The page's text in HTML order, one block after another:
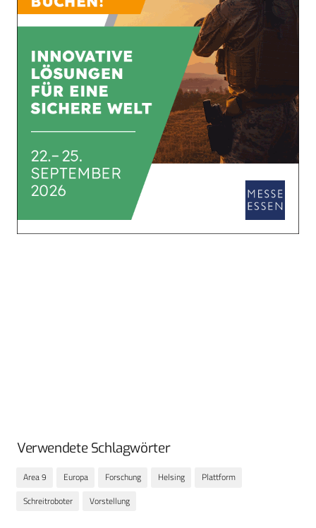
Verwendete Schlagwörter
Area 9 Europa Forschung Helsing
Plattform
Schreitroboter
Vorstellung